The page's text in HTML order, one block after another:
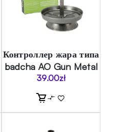
Контроллер жара типа
badcha AO Gun Metal
39.00zł